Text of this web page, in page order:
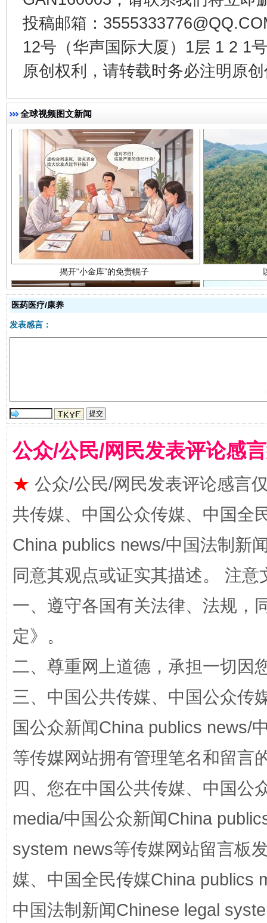
投稿邮箱：
12号（华声国际大厦）1层 1 2 1
原创权利，请转载时务必注明原
全球视频图文新闻
千年窑火 生生不息 一
揭开“小金库”的免责幌子
全民健身五年计划来了！等你上场
阿坝州三大球赛在茂县开幕 规模
医药医疗/康养
发表感言：
公众/公民/网民发表评论感
★ 公众/公民/网民发表评论感言
共传媒、中国公众传媒、中国全
China publics news/中国法制新
同意其观点或证实其描述。 注
一、遵守各国有关法律、法规，
定》。
二、尊重网上道德，承担一切因
三、中国公共传媒、中国公众传
国公众新闻China publics news/
等传媒网站拥有管理笔名和留言
四、您在中国公共传媒、中国公
media/中国公众新闻China
system news等传媒网站留言板
媒、中国全民传媒China publics
中国法制新闻Chinese legal